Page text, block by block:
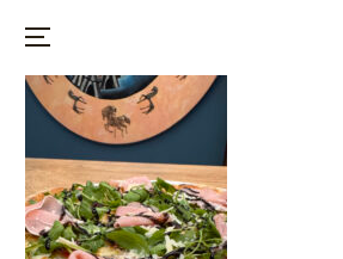
Skip
content
Menu